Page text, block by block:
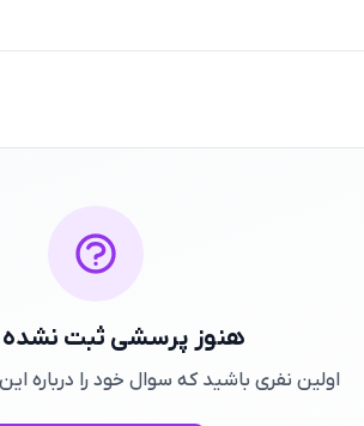
هنوز پرسشی ثبت
اولین نفری باشید که سوال خود را درباره